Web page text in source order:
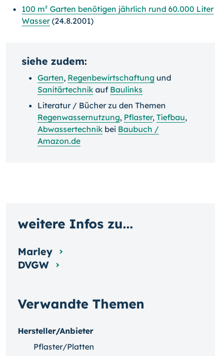
100 m² Garten benötigen jährlich rund 60.000 Liter
Wasser(24.8.2001)
siehe zudem:
Garten, Regenbewirtschaftung und
Sanitärtechnik auf Baulinks
Literatur / Bücher zu den Themen
Regenwassernutzung, Pflaster, Tiefbau,
Abwassertechnik bei Baubuch /
Amazon.de
Verwandte Themen
Hersteller/Anbieter
Pflaster/Platten
weitere Infos zu...
Marley
DVGW